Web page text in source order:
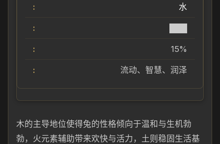
水
15%
流动、智慧、润泽
木的主导地位使得兔的性格倾向于温和与生机勃
勃，火元素辅助带来欢快与活力，土则稳固生活基